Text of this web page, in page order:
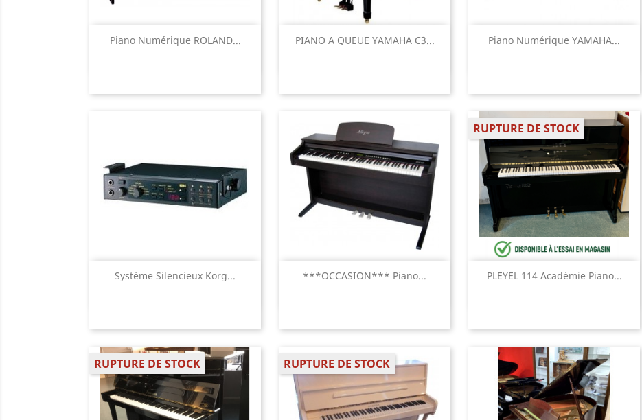
Piano Numérique ROLAND...
Aperçu rapide PIANO A QUEUE YAMAHA C3...
 Aperçu rapide Piano Numérique YAMAHA...
Aperçu rapide
Système Silencieux Korg...
Aperçu rapide ***OCCASION*** Piano...
Aperçu rapide PLEYEL 114 Académie Piano...
RUPTURE DE STOCK
Aperçu rapide
RUPTURE DE STOCK RUPTURE DE STOCK